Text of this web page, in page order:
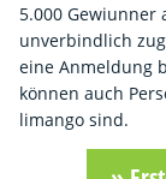
5.000 Gewiunner
unverbindlich
eine Anmeldung
können auch
limango sind.